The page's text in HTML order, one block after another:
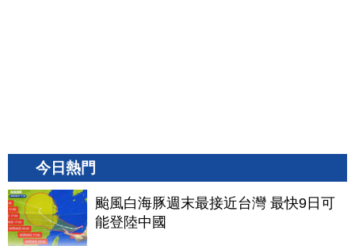
今日熱門
颱風白海豚週末最接近台灣 最快9日可
能登陸中國